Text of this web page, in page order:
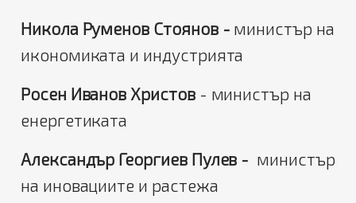
Никола Руменов Стоянов - министър на
икономиката и индустрията
Росен Иванов Христов- министър на
енергетиката
Александър Георгиев Пулев - министър
на иновациите и растежа